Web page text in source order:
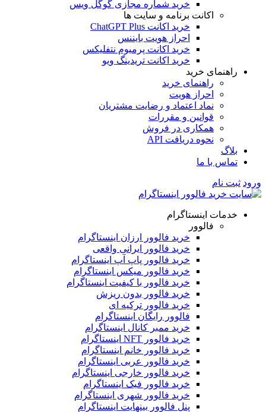
خرید شماره مجازی گوگل ویس
اکانت برنامه و سایت ها
خرید اکانت ChatGPT Plus
احراز هویت بایننس
خرید اکانت پرمیوم نتفلیکس
خرید اکانت تریدینگ ویو
راهنمای خرید
راهنمای خرید
احراز هویت
نماد اعتماد و رضایت مشتریان
قوانین و مقررات
همکاری در فروش
نحوه دریافت API
بلاگ
تماس با ما
ورود ثبت نام
خدمات اینستاگرام
فالوور
خرید فالوور ارزان اینستاگرام
خرید فالوور ایرانی واقعی
خرید فالوور پاپ آپ اینستاگرام
خرید فالوور میکس اینستاگرام
خرید فالوور با کیفیت اینستاگرام
خرید فالوور بدون ریزش
خرید فالوور ترکیه ای
فالوور رایگان اینستاگرام
خرید ممبر کانال اینستاگرام
خرید فالوور NFT اینستاگرام
خرید فالوور خانم اینستاگرام
خرید فالوور عربی اینستاگرام
خرید فالوور خارجی اینستاگرام
خرید فالوور فیک اینستاگرام
خرید فالوور شهری اینستاگرام
پنل فالوور بینهایت اینستاگرام